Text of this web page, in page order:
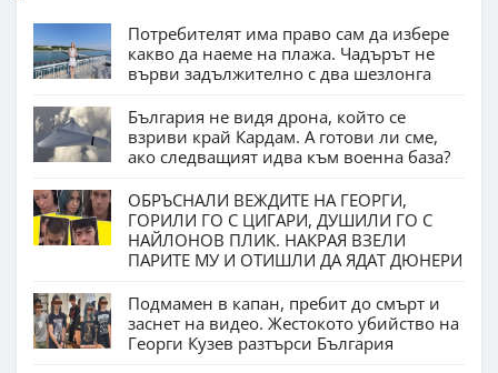
Потребителят има право сам да избере
какво да наеме на плажа. Чадърът не
върви задължително с два шезлонга
България не видя дрона, който се
взриви край Кардам. А готови ли сме,
ако следващият идва към военна база?
ОБРЪСНАЛИ ВЕЖДИТЕ НА ГЕОРГИ,
ГОРИЛИ ГО С ЦИГАРИ, ДУШИЛИ ГО С
НАЙЛОНОВ ПЛИК. НАКРАЯ ВЗЕЛИ
ПАРИТЕ МУ И ОТИШЛИ ДА ЯДАТ ДЮНЕРИ
Подмамен в капан, пребит до смърт и
заснет на видео. Жестокото убийство на
Георги Кузев разтърси България